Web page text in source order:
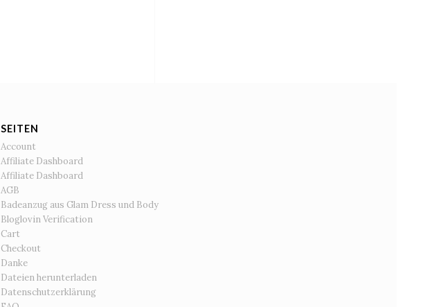
SEITEN
Account
Affiliate Dashboard
Affiliate Dashboard
AGB
Badeanzug aus Glam Dress und Body
Bloglovin Verification
Cart
Checkout
Danke
Dateien herunterladen
Datenschutzerklärung